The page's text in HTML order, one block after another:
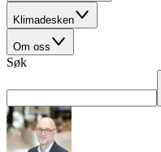
Klimadesken
Om oss
Søk